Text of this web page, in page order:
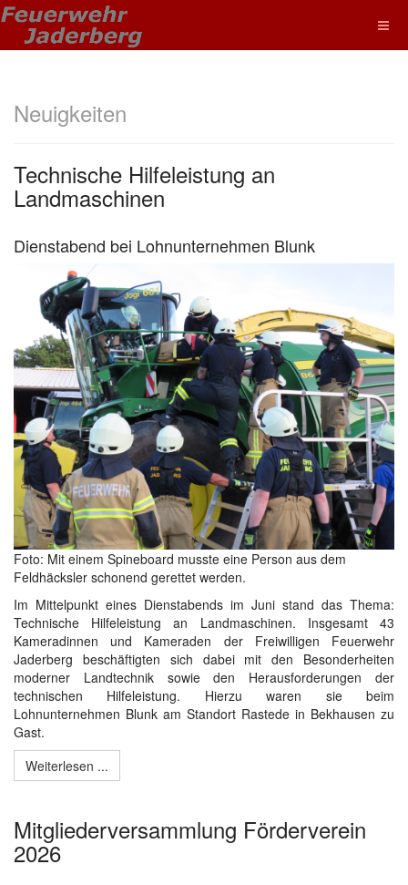
Neuigkeiten
Technische Hilfeleistung an
Landmaschinen
Dienstabend bei Lohnunternehmen Blunk
Foto: Mit einem Spineboard musste eine Person aus dem
Feldhäcksler schonend gerettet werden.
Im Mittelpunkt eines Dienstabends im Juni stand das Thema:
Technische Hilfeleistung an Landmaschinen. Insgesamt 43
Kameradinnen und Kameraden der Freiwilligen Feuerwehr
Jaderberg beschäftigten sich dabei mit den Besonderheiten
moderner Landtechnik sowie den Herausforderungen der
technischen Hilfeleistung. Hierzu waren sie beim
Lohnunternehmen Blunk am Standort Rastede in Bekhausen zu
Gast.
Weiterlesen ...
Mitgliederversammlung Förderverein
2026